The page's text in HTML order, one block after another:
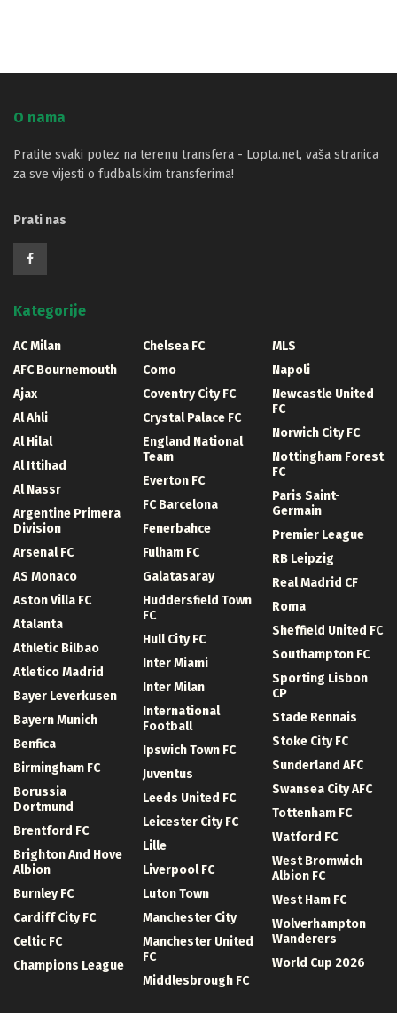
O nama
Pratite svaki potez na terenu transfera - Lopta.net, vaša stranica
za sve vijesti o fudbalskim transferima!
Prati nas
Kategorije
AC Milan
AFC Bournemouth
Ajax
Al Ahli
Al Hilal
Al Ittihad
Al Nassr
Argentine Primera
Division
Arsenal FC
AS Monaco
Aston Villa FC
Atalanta
Athletic Bilbao
Atletico Madrid
Bayer Leverkusen
Bayern Munich
Benfica
Birmingham FC
Borussia
Dortmund
Brentford FC
Brighton And Hove
Albion
Burnley FC
Cardiff City FC
Celtic FC
Champions League
Chelsea FC
Como
Coventry City FC
Crystal Palace FC
England National
Team
Everton FC
FC Barcelona
Fenerbahce
Fulham FC
Galatasaray
Huddersfield Town
FC
Hull City FC
Inter Miami
Inter Milan
International
Football
Ipswich Town FC
Juventus
Leeds United FC
Leicester City FC
Lille
Liverpool FC
Luton Town
Manchester City
Manchester United
FC
Middlesbrough FC
MLS
Napoli
Newcastle United
FC
Norwich City FC
Nottingham Forest
FC
Paris Saint-
Germain
Premier League
RB Leipzig
Real Madrid CF
Roma
Sheffield United FC
Southampton FC
Sporting Lisbon
CP
Stade Rennais
Stoke City FC
Sunderland AFC
Swansea City AFC
Tottenham FC
Watford FC
West Bromwich
Albion FC
West Ham FC
Wolverhampton
Wanderers
World Cup 2026